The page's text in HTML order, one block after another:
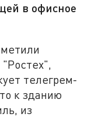
в офисное
телегрем-
к зданию
из